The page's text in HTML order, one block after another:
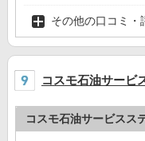
その他の口コミ・
コスモ石油サービ
コスモ石油サービスス